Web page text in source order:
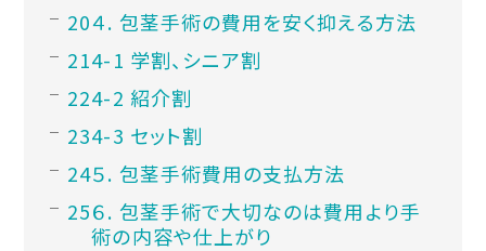
４. 包茎手術の費用を安く抑える方法
4-1 学割、シニア割
4-2 紹介割
4-3 セット割
５. 包茎手術費用の支払方法
６. 包茎手術で大切なのは費用より手
術の内容や仕上がり